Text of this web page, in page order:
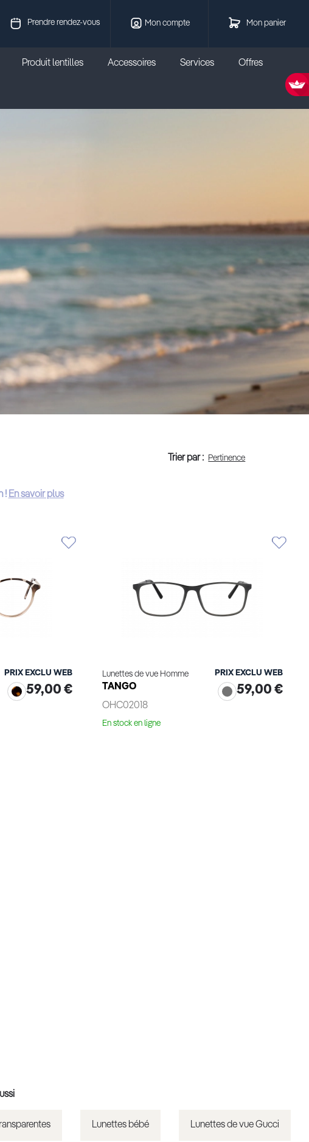
Mon panier
Prendre rendez-vous Mon compte
Produit lentilles Accessoires Services Offres
Trier par :
! En savoir plus
PRIX EXCLU WEB
59,00 €
Lunettes de vue Homme
TANGO
OHC02018
PRIX EXCLU WEB
59,00 €
En stock en ligne
Lunettes bébé Lunettes de vue Gucci